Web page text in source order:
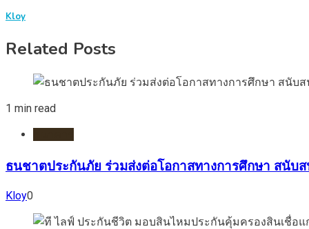
Kloy
Related Posts
1 min read
ธนชาตประกันภัย ร่วมส่งต่อโอกาสทางการศึกษา สนับ
Kloy0